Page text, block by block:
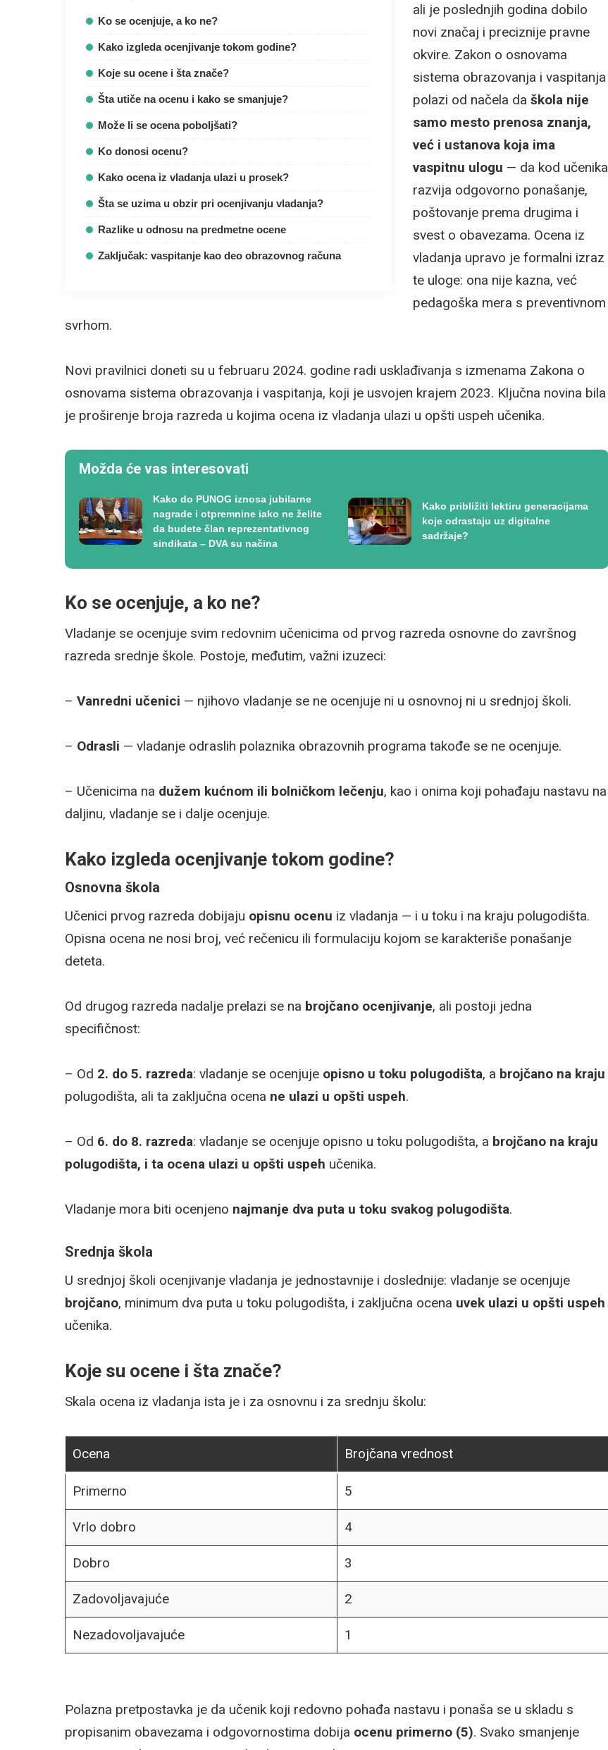
Ko se ocenjuje, a ko ne?
Kako izgleda ocenjivanje tokom godine?
Koje su ocene i šta znače?
Šta utiče na ocenu i kako se smanjuje?
Može li se ocena poboljšati?
Ko donosi ocenu?
Kako ocena iz vladanja ulazi u prosek?
Šta se uzima u obzir pri ocenjivanju vladanja?
Razlike u odnosu na predmetne ocene
Zaključak: vaspitanje kao deo obrazovnog računa
ali je poslednjih godina dobilo
novi značaj i preciznije pravne
okvire. Zakon o osnovama
sistema obrazovanja i vaspitanja
polazi od načela da škola nije
samo mesto prenosa znanja,
već i ustanova koja ima
vaspitnu ulogu — da kod učenika
razvija odgovorno ponašanje,
poštovanje prema drugima i
svest o obavezama. Ocena iz
vladanja upravo je formalni izraz
te uloge: ona nije kazna, već
pedagoška mera s preventivnom
svrhom.
Novi pravilnici doneti su u februaru 2024. godine radi usklađivanja s izmenama Zakona o
osnovama sistema obrazovanja i vaspitanja, koji je usvojen krajem 2023. Ključna novina bila
je proširenje broja razreda u kojima ocena iz vladanja ulazi u opšti uspeh učenika.
Možda će vas interesovati
Kako do PUNOG iznosa jubilarne
nagrade i otpremnine iako ne želite
da budete član reprezentativnog
sindikata – DVA su načina
Kako približiti lektiru generacijama
koje odrastaju uz digitalne
sadržaje?
Ko se ocenjuje, a ko ne?
Vladanje se ocenjuje svim redovnim učenicima od prvog razreda osnovne do završnog
razreda srednje škole. Postoje, međutim, važni izuzeci:
– Vanredni učenici — njihovo vladanje se ne ocenjuje ni u osnovnoj ni u srednjoj školi.
– Odrasli — vladanje odraslih polaznika obrazovnih programa takođe se ne ocenjuje.
– Učenicima na dužem kućnom ili bolničkom lečenju, kao i onima koji pohađaju nastavu na
daljinu, vladanje se i dalje ocenjuje.
Kako izgleda ocenjivanje tokom godine?
Osnovna škola
Učenici prvog razreda dobijaju opisnu ocenu iz vladanja — i u toku i na kraju polugodišta.
Opisna ocena ne nosi broj, već rečenicu ili formulaciju kojom se karakteriše ponašanje
deteta.
Od drugog razreda nadalje prelazi se na brojčano ocenjivanje, ali postoji jedna
specifičnost:
– Od 2. do 5. razreda: vladanje se ocenjuje opisno u toku polugodišta, a brojčano na kraju
polugodišta, ali ta zaključna ocena ne ulazi u opšti uspeh.
– Od 6. do 8. razreda: vladanje se ocenjuje opisno u toku polugodišta, a brojčano na kraju
polugodišta, i ta ocena ulazi u opšti uspeh učenika.
Vladanje mora biti ocenjeno najmanje dva puta u toku svakog polugodišta.
Srednja škola
U srednjoj školi ocenjivanje vladanja je jednostavnije i doslednije: vladanje se ocenjuje
brojčano, minimum dva puta u toku polugodišta, i zaključna ocena uvek ulazi u opšti uspeh
učenika.
Koje su ocene i šta znače?
Skala ocena iz vladanja ista je i za osnovnu i za srednju školu:
Ocena Brojčana vrednost
Primerno 5
Vrlo dobro 4
Dobro 3
Zadovoljavajuće 2
Nezadovoljavajuće 1
Polazna pretpostavka je da učenik koji redovno pohađa nastavu i ponaša se u skladu s
propisanim obavezama i odgovornostima dobija ocenu primerno (5). Svako smanjenje